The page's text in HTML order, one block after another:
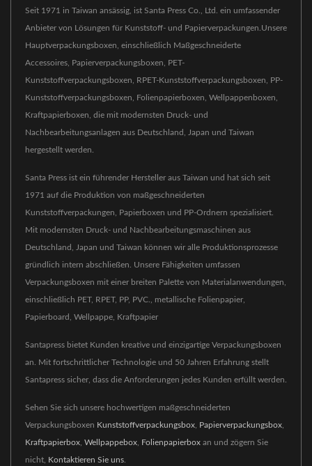
Seit 1971 in Taiwan ansässig, ist Santa Press Co., Ltd. ein umfassender
Anbieter von Lösungen für Kunststoff- und Papierverpackungen.Unsere
Hauptverpackungsboxen, einschließlich Maßgeschneiderte
Accessoires, Papierverpackungsboxen, PET-
Kunststoffverpackungsboxen, RPET-Kunststoffverpackungsboxen, PP-
Kunststoffverpackungsboxen, Folienpapierboxen, Wellpappenboxen,
Kraftpapierboxen, die mit modernsten Druck- und
Nachbearbeitungsanlagen aus Deutschland, Japan und Taiwan
hergestellt werden.
Santa Press ist ein führender Hersteller aus Taiwan und hat sich seit
1971 auf die Produktion von maßgeschneiderten
Kunststoffverpackungen, Papierboxen und PP-Ordnern spezialisiert.
Mit modernsten Druck- und Nachbearbeitungsmaschinen aus
Deutschland, Japan und Taiwan können wir alle Produktionsprozesse
gründlich intern abschließen. Unsere Fähigkeiten umfassen
Verpackungsboxen mit einer breiten Palette von Materialanwendungen,
einschließlich PET, RPET, PP, PVC., metallische Folienpapier,
Papierboard, Wellpappe, Kraftpapier
Santapress bietet Kunden kreative und einzigartige Verpackungsboxen
an. Mit fortschrittlicher Technologie und 50 Jahren Erfahrung stellt
Santapress sicher, dass die Anforderungen jedes Kunden erfüllt werden.
Sehen Sie sich unsere hochwertigen maßgeschneiderten
Verpackungsboxen Kunststoffverpackungsbox Papierverpackungsbox
Kraftpapierbox Wellpappebox Folienpapierbox an und zögern Sie
nicht, Kontaktieren Sie uns